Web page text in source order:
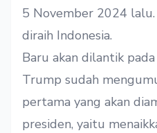
5 November 2024
diraih Indonesia.
Baru akan dilantik
Trump sudah
pertama yang akan
presiden, yaitu